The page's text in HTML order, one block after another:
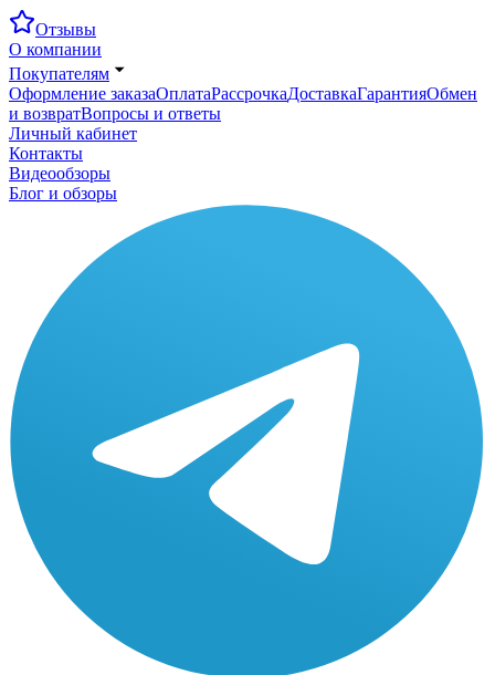
Отзывы
О компании
Покупателям
Оформление заказаОплатаРассрочкаДоставкаГарантияОбмен
и возвратВопросы и ответы
Личный кабинет
Контакты
Видеообзоры
Блог и обзоры